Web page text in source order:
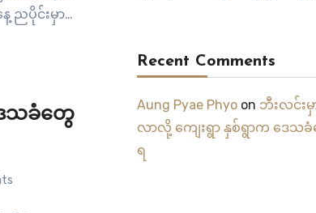
ညပိုင်းမှာ
သခံတွေ
Recent Comments
Aung Pyae Phyoon ဘီးလင်းမှ
လာလို့ ကျေးရွာ နှစ်ရွာက ဒေသခံ
ရ